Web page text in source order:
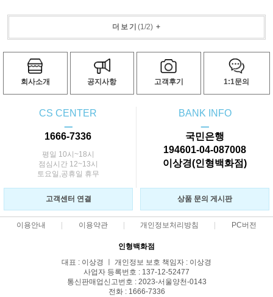
더보기 (1/2)+
회사소개 공지사항 고객후기 1:1문의
CS CENTER
ㅡ
1666-7336
평일 10시~18시
점심시간 12~13시
토요일,공휴일 휴무
BANK INFO
ㅡ
국민은행
194601-04-087008
이상경(인형백화점)
고객센터 연결 상품 문의 게시판
이용안내 이용약관 개인정보처리방침 PC버전
인형백화점
대표 : 이상경 ㅣ 개인정보 보호 책임자 : 이상경
사업자 등록번호 : 137-12-52477
통신판매업신고번호 : 2023-서울양천-0143
전화 : 1666-7336